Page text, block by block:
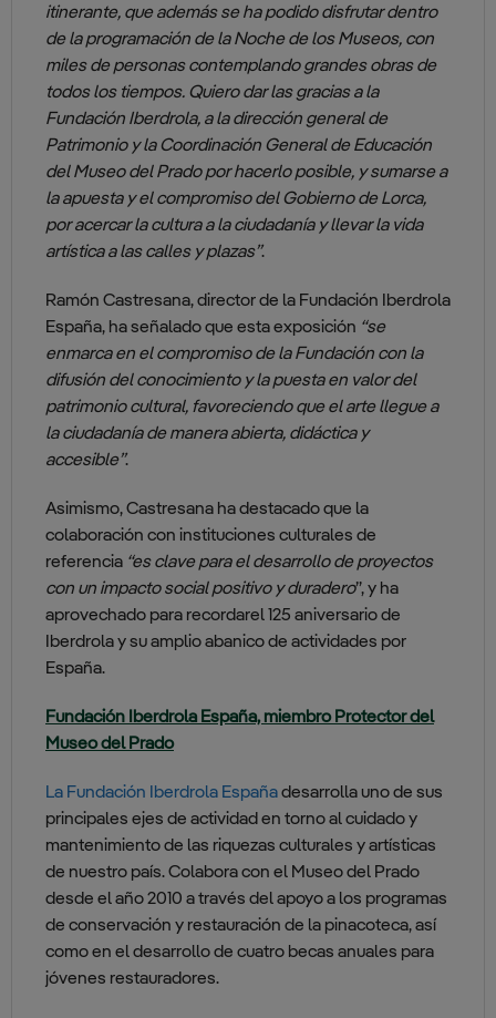
itinerante, que además se ha podido disfrutar dentro
de la programación de la Noche de los Museos, con
miles de personas contemplando grandes obras de
todos los tiempos. Quiero dar las gracias a la
Fundación Iberdrola, a la dirección general de
Patrimonio y la Coordinación General de Educación
del Museo del Prado por hacerlo posible, y sumarse a
la apuesta y el compromiso del Gobierno de Lorca,
por acercar la cultura a la ciudadanía y llevar la vida
artística a las calles y plazas”.
Ramón Castresana, director de la Fundación Iberdrola
España, ha señalado que esta exposición “se
enmarca en el compromiso de la Fundación con la
difusión del conocimiento y la puesta en valor del
patrimonio cultural, favoreciendo que el arte llegue a
la ciudadanía de manera abierta, didáctica y
accesible”.
Asimismo, Castresana ha destacado que la
colaboración con instituciones culturales de
referencia “es clave para el desarrollo de proyectos
con un impacto social positivo y duradero”, y ha
aprovechado para recordarel 125 aniversario de
Iberdrola y su amplio abanico de actividades por
España.
Fundación Iberdrola España, miembro Protector del
Museo del Prado
La Fundación Iberdrola Españadesarrolla uno de sus
principales ejes de actividad en torno al cuidado y
mantenimiento de las riquezas culturales y artísticas
de nuestro país. Colabora con el Museo del Prado
desde el año 2010 a través del apoyo a los programas
de conservación y restauración de la pinacoteca, así
como en el desarrollo de cuatro becas anuales para
jóvenes restauradores.